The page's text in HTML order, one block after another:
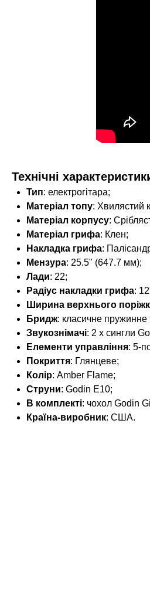
Технічні
Тип: електрогітара;
Матеріал топу: Хвилястий
Матеріал корпусу:
Матеріал грифа: Клен;
Накладка грифа:
Мензура: 25.5" (647.7 мм);
Лади: 22;
Радіус накладки грифа:
Ширина верхнього
Бридж: класичне пружинне
Звукознімачі: 2 х сингли
Елементи управління: 5-
Покриття: Глянцеве;
Колір: Amber Flame;
Струни: Godin E10;
В комплекті: чохол Godin
Країна-виробник: США.